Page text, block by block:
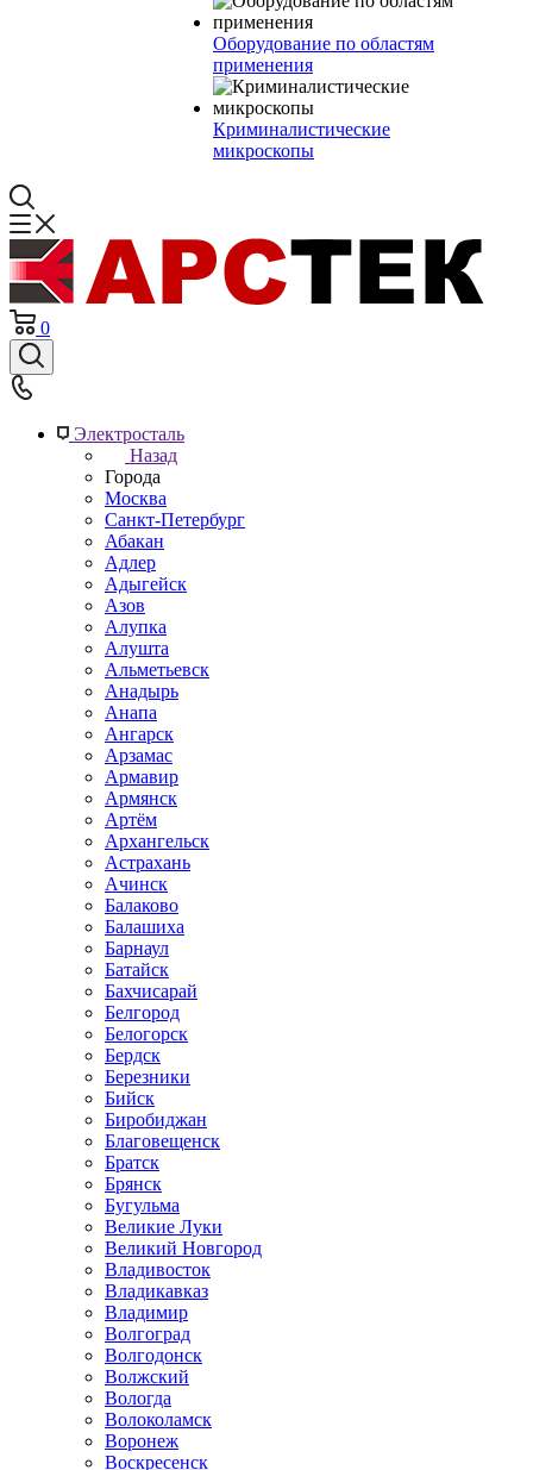
Оборудование по областям
применения
Криминалистические
микроскопы
0
Электросталь
Назад
Города
Москва
Санкт-Петербург
Абакан
Адлер
Адыгейск
Азов
Алупка
Алушта
Альметьевск
Анадырь
Анапа
Ангарск
Арзамас
Армавир
Армянск
Артём
Архангельск
Астрахань
Ачинск
Балаково
Балашиха
Барнаул
Батайск
Бахчисарай
Белгород
Белогорск
Бердск
Березники
Бийск
Биробиджан
Благовещенск
Братск
Брянск
Бугульма
Великие Луки
Великий Новгород
Владивосток
Владикавказ
Владимир
Волгоград
Волгодонск
Волжский
Вологда
Волоколамск
Воронеж
Воскресенск